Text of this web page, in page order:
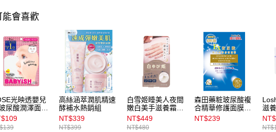
資料（包含姓名、電話或地
用，由本公司與您本人進行
3.完整用戶服務條款，請詳
宅配
每筆NT$100，滿
宅配(離島)
每筆NT$300，滿
付款後門市自取
每筆NT$100，滿NT$399(
能會喜歡
光映透嬰兒
尿酸潤澤面膜
高絲涵萃潤肌精速
酵補水熱銷組
NT$339
NT$399
白雪姬睡美人夜間
嫩白美手滋養霜
30g
NT$449
NT$480
森田藥粧玻尿酸複
合精華修護面膜4
入
NT$239
滋